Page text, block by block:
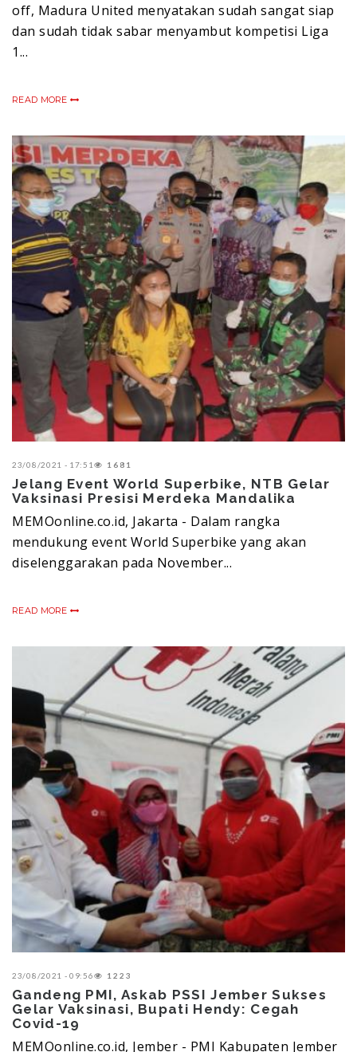
off, Madura United menyatakan sudah sangat siap
dan sudah tidak sabar menyambut kompetisi Liga
1...
READ MORE
23/08/2021 - 17:51 1681
Jelang Event World Superbike, NTB Gelar
Vaksinasi Presisi Merdeka Mandalika
MEMOonline.co.id, Jakarta - Dalam rangka
mendukung event World Superbike yang akan
diselenggarakan pada November...
READ MORE
23/08/2021 - 09:56 1223
Gandeng PMI, Askab PSSI Jember Sukses
Gelar Vaksinasi, Bupati Hendy: Cegah
Covid-19
MEMOonline.co.id, Jember - PMI Kabupaten Jember